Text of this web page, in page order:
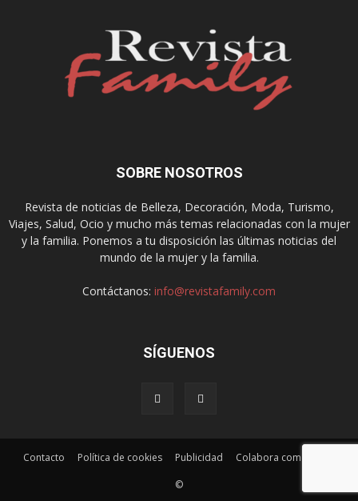
SOBRE NOSOTROS
Revista de noticias de Belleza, Decoración, Moda, Turismo,
Viajes, Salud, Ocio y mucho más temas relacionadas con la mujer
y la familia. Ponemos a tu disposición las últimas noticias del
mundo de la mujer y la familia.
Contáctanos: info@revistafamily.com
SÍGUENOS
Contacto Política de cookies Publicidad
Colabora como autor
©